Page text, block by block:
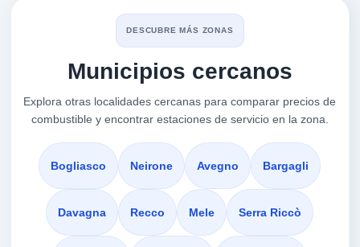
GENOVA,
a 1.58 Km
Corso Sardegna 282
GENOVA,
16141
VER PRECIOS
DESCUBRE MÁS ZONAS
Municipios cercanos
Explora otras localidades cercanas para comparar precios de
combustible y encontrar estaciones de servicio en la zona.
Bogliasco Neirone Avegno Bargagli
Davagna Recco Mele Serra Riccò